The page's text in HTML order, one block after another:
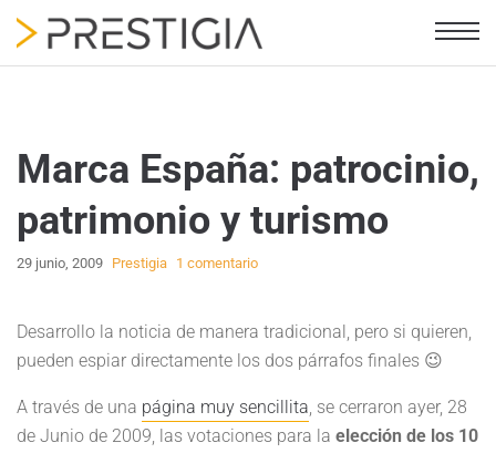
Marca España: patrocinio,
patrimonio y turismo
29 junio, 2009 Prestigia 1 comentario
Desarrollo la noticia de manera tradicional, pero si quieren,
pueden espiar directamente los dos párrafos finales 😉
A través de una página muy sencillita, se cerraron ayer, 28
de Junio de 2009, las votaciones para la elección de los 10